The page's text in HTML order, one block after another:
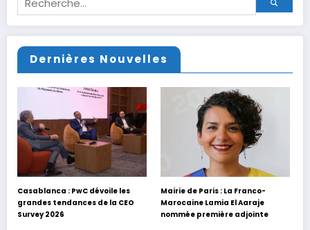
Dernières Nouvelles
Casablanca : PwC dévoile les
grandes tendances de la CEO
Survey 2026
Mairie de Paris : La Franco-
Marocaine Lamia El Aaraje
nommée première adjointe